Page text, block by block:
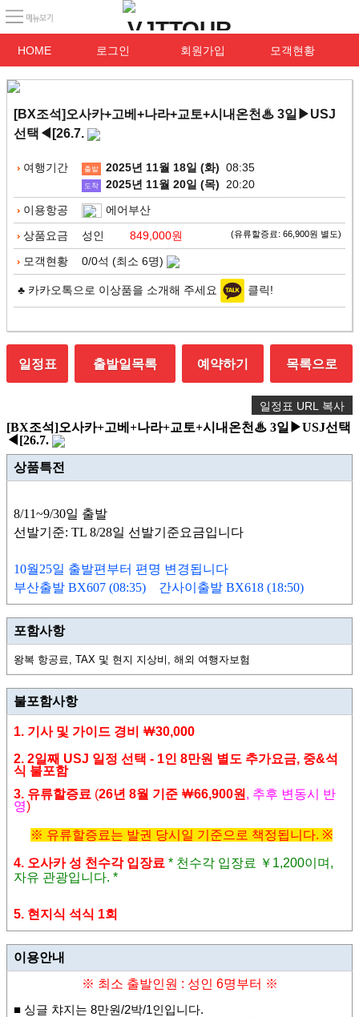
HOME 로그인 회원가입 모객현황
[BX조석]오사카+고베+나라+교토+시내온천♨ 3일▶USJ
선택◀[26.7.
여행기간 출발 2025년 11월 18일 (화) 08:35
도착 2025년 11월 20일 (목)
20:20
이용항공
에어부산
상품요금
성인 849,000원 (유류할증료: 66,900원 별도)
모객현황 0/0석 (최소 6명)
♣ 카카오톡으로 이상품을 소개해 주세요 클릭!
일정표 출발일목록 예약하기 목록으로